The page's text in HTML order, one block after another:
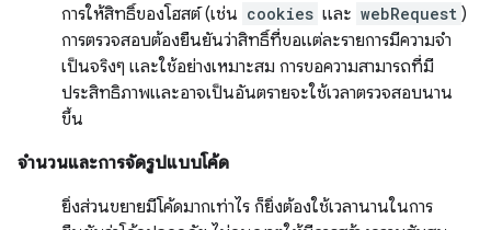
การให้สิทธิ์ของโฮสต์ (เช่น cookies และ webRequest )
การตรวจสอบต้องยืนยันว่าสิทธิ์ที่ขอแต่ละรายการมีความจำ
เป็นจริงๆ และใช้อย่างเหมาะสม การขอความสามารถที่มี
ประสิทธิภาพและอาจเป็นอันตรายจะใช้เวลาตรวจสอบนาน
ขึ้น
จำนวนและการจัดรูปแบบโค้ด
ยิ่งส่วนขยายมีโค้ดมากเท่าไร ก็ยิ่งต้องใช้เวลานานในการ